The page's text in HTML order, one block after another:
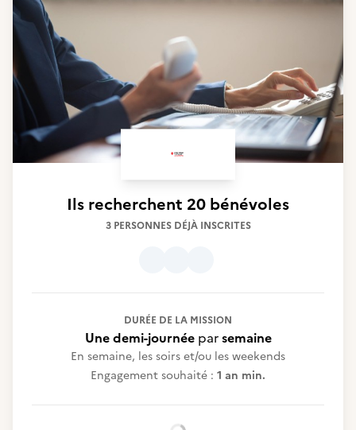
Ils recherchent 20 bénévoles
3 PERSONNES DÉJÀ INSCRITES
DURÉE DE LA MISSION
Une demi-journéeparsemaine
En semaine, les soirs et/ou les weekends
Engagement souhaité : 1 an min.